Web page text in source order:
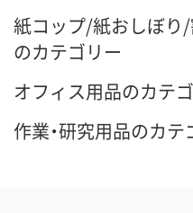
紙コップ/紙おしぼり
のカテゴリー
オフィス用品のカテ
作業・研究用品のカテ